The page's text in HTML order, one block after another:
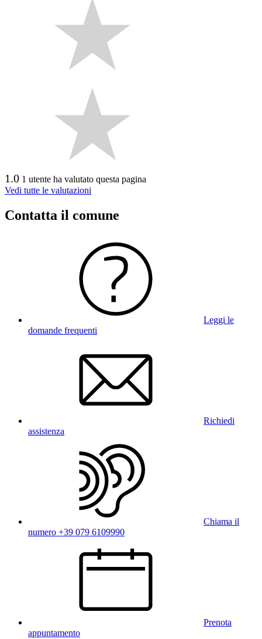
1.0 1 utente ha valutato questa pagina
Vedi tutte le valutazioni
Contatta il comune
Leggi le
domande frequenti
Richiedi
assistenza
Chiama il
numero +39 079 6109990
Prenota
appuntamento